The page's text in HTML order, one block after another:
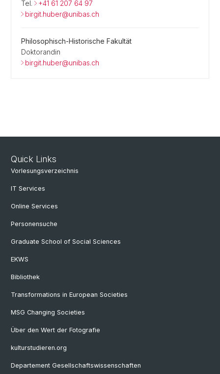
Tel.
+41 61 207 64 97
birgit.huber@unibas.ch
Philosophisch-Historische Fakultät
Doktorandin
birgit.huber@unibas.ch
Quick Links
Vorlesungsverzeichnis
IT Services
Online Services
Personensuche
Graduate School of Social Sciences
EKWS
Bibliothek
Transformations in European Societies
MSG Changing Societies
Über den Wert der Fotografie
kulturstudieren.org
Departement Gesellschaftswissenschaften